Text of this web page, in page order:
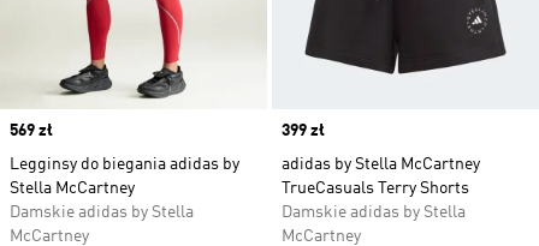
Price
569 zł
Legginsy do biegania adidas by
Stella McCartney
Damskie adidas by Stella
McCartney
Price
399 zł
adidas by Stella McCartney
TrueCasuals Terry Shorts
Damskie adidas by Stella
McCartney